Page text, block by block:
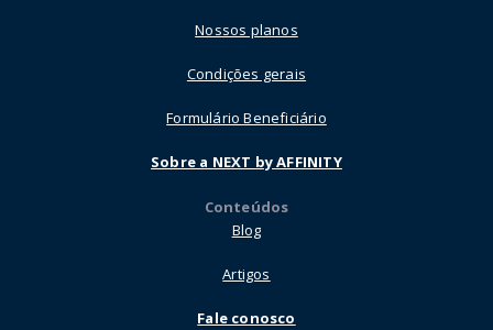
Nossos planos
Condições gerais
Formulário Beneficiário
Sobre a NEXT by AFFINITY
Conteúdos
Blog
Artigos
Fale conosco